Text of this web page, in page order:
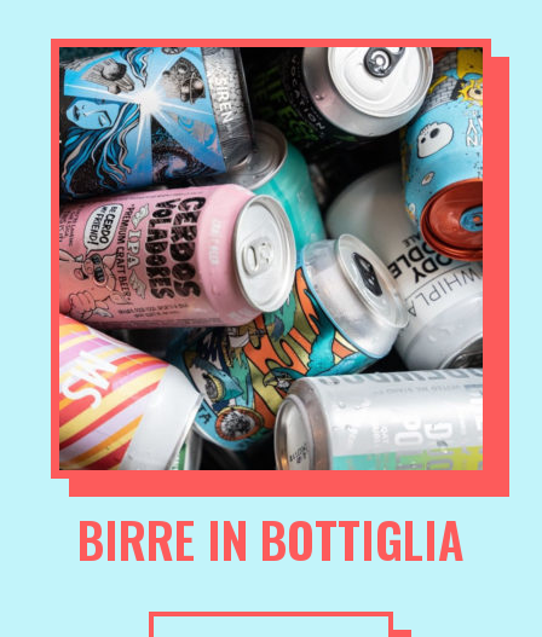
BIRRE IN BOTTIGLIA